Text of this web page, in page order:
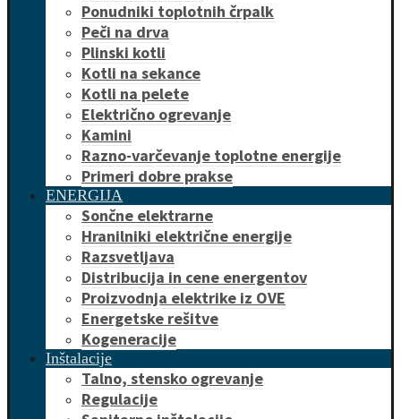
Ponudniki toplotnih črpalk
Peči na drva
Plinski kotli
Kotli na sekance
Kotli na pelete
Električno ogrevanje
Kamini
Razno-varčevanje toplotne energije
Primeri dobre prakse
ENERGIJA
Sončne elektrarne
Hranilniki električne energije
Razsvetljava
Distribucija in cene energentov
Proizvodnja elektrike iz OVE
Energetske rešitve
Kogeneracije
Inštalacije
Talno, stensko ogrevanje
Regulacije